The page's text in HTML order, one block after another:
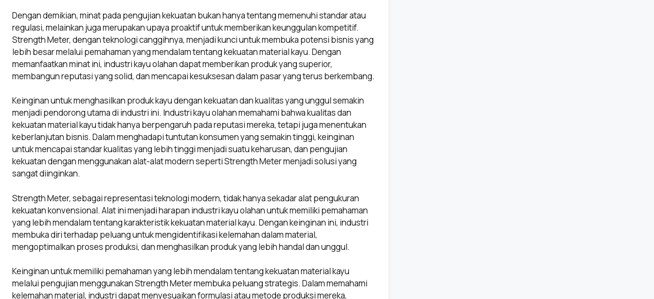
Dengan demikian, minat pada pengujian kekuatan bukan hanya tentang memenuhi standar atau
regulasi, melainkan juga merupakan upaya proaktif untuk memberikan keunggulan kompetitif.
Strength Meter, dengan teknologi canggihnya, menjadi kunci untuk membuka potensi bisnis yang
lebih besar melalui pemahaman yang mendalam tentang kekuatan material kayu. Dengan
memanfaatkan minat ini, industri kayu olahan dapat memberikan produk yang superior,
membangun reputasi yang solid, dan mencapai kesuksesan dalam pasar yang terus berkembang.
Keinginan untuk menghasilkan produk kayu dengan kekuatan dan kualitas yang unggul semakin
menjadi pendorong utama di industri ini. Industri kayu olahan memahami bahwa kualitas dan
kekuatan material kayu tidak hanya berpengaruh pada reputasi mereka, tetapi juga menentukan
keberlanjutan bisnis. Dalam menghadapi tuntutan konsumen yang semakin tinggi, keinginan
untuk mencapai standar kualitas yang lebih tinggi menjadi suatu keharusan, dan pengujian
kekuatan dengan menggunakan alat-alat modern seperti Strength Meter menjadi solusi yang
sangat diinginkan.
Strength Meter, sebagai representasi teknologi modern, tidak hanya sekadar alat pengukuran
kekuatan konvensional. Alat ini menjadi harapan industri kayu olahan untuk memiliki pemahaman
yang lebih mendalam tentang karakteristik kekuatan material kayu. Dengan keinginan ini, industri
membuka diri terhadap peluang untuk mengidentifikasi kelemahan dalam material,
mengoptimalkan proses produksi, dan menghasilkan produk yang lebih handal dan unggul.
Keinginan untuk memiliki pemahaman yang lebih mendalam tentang kekuatan material kayu
melalui pengujian menggunakan Strength Meter membuka peluang strategis. Dalam memahami
kelemahan material, industri dapat menyesuaikan formulasi atau metode produksi mereka,